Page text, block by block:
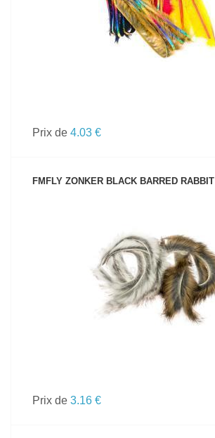
Prix de 4.03 €
FMFLY ZONKER BLACK BARRED RABBIT
VOIR LE PRODUIT
Prix de 3.16 €